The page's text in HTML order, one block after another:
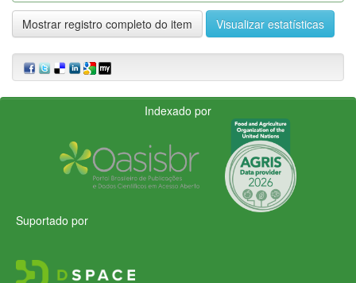
Mostrar registro completo do item Visualizar estatísticas
Indexado por
Suportado por